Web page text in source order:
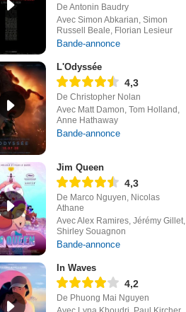
De Antonin Baudry
Avec Simon Abkarian, Simon
Russell Beale, Florian Lesieur
Bande-annonce
L'Odyssée
4,3
De Christopher Nolan
Avec Matt Damon, Tom Holland,
Anne Hathaway
Bande-annonce
Jim Queen
4,3
De Marco Nguyen, Nicolas
Athane
Avec Alex Ramires, Jérémy Gillet,
Shirley Souagnon
Bande-annonce
In Waves
4,2
De Phuong Mai Nguyen